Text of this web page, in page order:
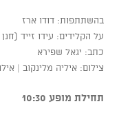
בהשתתפות: דודו ארז
על הקלידים: עידו זייד
כתב: יגאל שפירא
צילום: איליה מלינקוב |
תחילת מופע 10:30